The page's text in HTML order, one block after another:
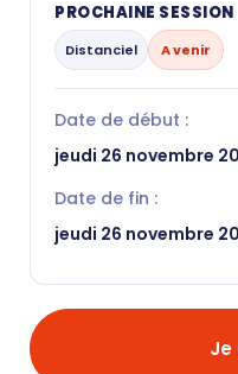
PROCHAINE SESSION
Distanciel A venir
Date de début :
jeudi 26 novembre
Date de fin :
jeudi 26 novembre
Je